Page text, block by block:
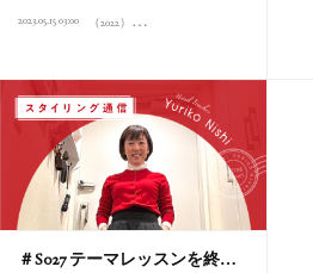
2023.05.15 03:00 （
2022）スタイリング通信
＃S027 テーマレッスンを終…